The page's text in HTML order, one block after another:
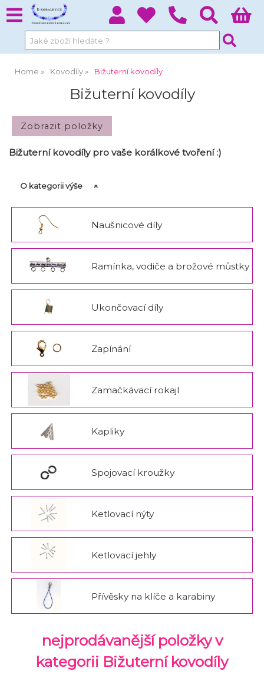
Home Kovodíly Bižuterní kovodíly
Bižuterní kovodíly
Bižuterní kovodíly pro vaše korálkové tvoření :)
O kategorii výše
Naušnicové díly
Ramínka, vodiče a brožové můstky
Ukončovací díly
Zapínání
Zamačkávací rokajl
Kapliky
Spojovací kroužky
Ketlovací nýty
Ketlovací jehly
Přívěsky na klíče a karabiny
nejprodávanější položky v
kategorii Bižuterní kovodíly